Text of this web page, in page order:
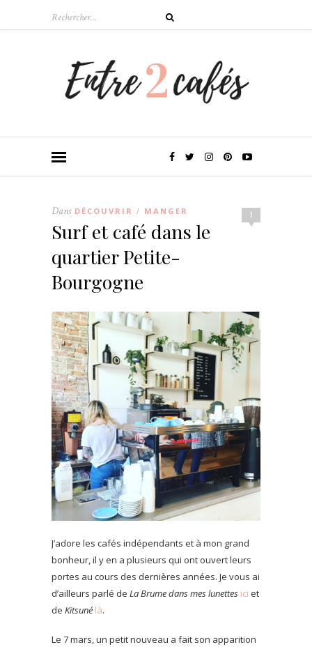
1
Dans DÉCOUVRIR / MANGER
Surf et café dans le
quartier Petite-
Bourgogne
J’adore les cafés indépendants et à mon grand
bonheur, il y en a plusieurs qui ont ouvert leurs
portes au cours des dernières années. Je vous ai
d’ailleurs parlé de La Brume dans mes lunettes ici et
de Kitsuné là.
Le 7 mars, un petit nouveau a fait son apparition